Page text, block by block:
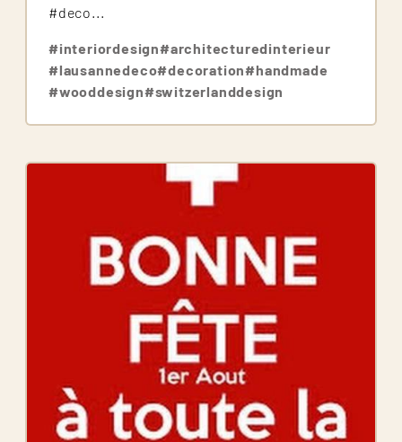
#deco...
#interiordesign#architecturedinterieur
#lausannedeco#decoration#handmade
#wooddesign#switzerlanddesign